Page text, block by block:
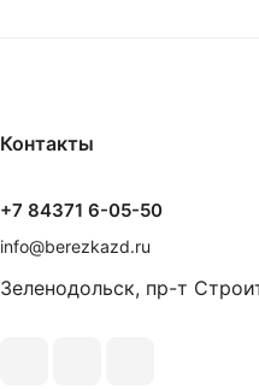
Контакты
+7 84371 6-05-50
info@berezkazd.ru
Зеленодольск, пр-т